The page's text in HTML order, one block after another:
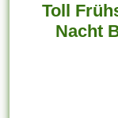
Toll
Nacht